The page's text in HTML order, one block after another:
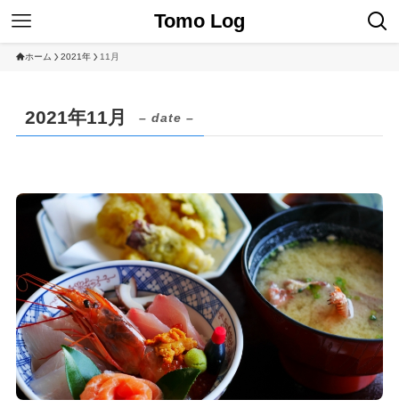
Tomo Log
ホーム 2021年 11月
2021年11月 – date –